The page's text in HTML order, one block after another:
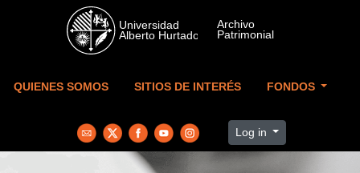
Skip to main content
QUIENES SOMOS SITIOS DE INTERÉS FONDOS
Log in